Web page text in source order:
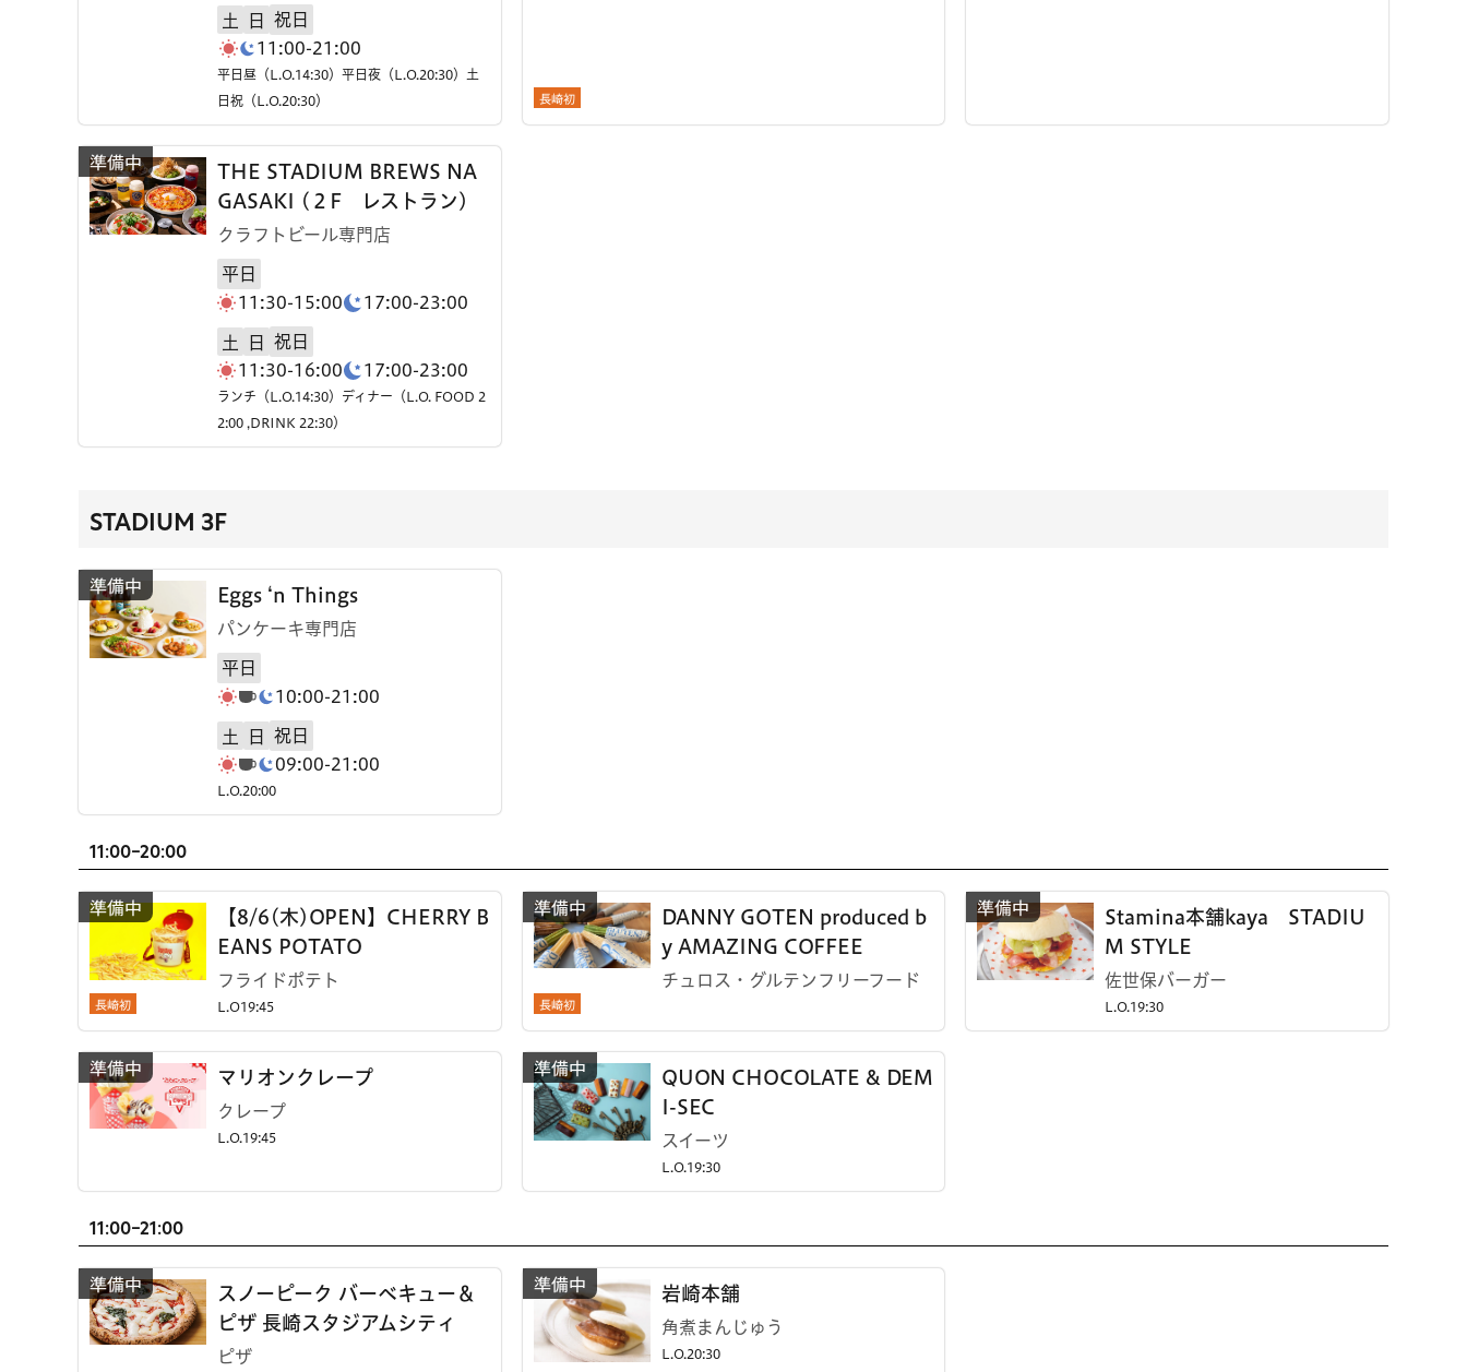
土 日
祝日
11:00-21:00
平日昼（L.O.14:30）平日夜（L.O.20:30）土
日祝（L.O.20:30）
長崎初
THE STADIUM BREWS NA
GASAKI (２F レストラン)
クラフトビール専門店
平日
11:30-15:00
17:00-23:00
土 日
祝日
11:30-16:00
17:00-23:00
ランチ（L.O.14:30）ディナー（L.O. FOOD 2
2:00 ,DRINK 22:30）
STADIUM 3F
Eggs ‘n Things
パンケーキ専門店
平日
10:00-21:00
土 日
祝日
09:00-21:00
L.O.20:00
11:00-20:00
長崎初
【8/6(木)OPEN】CHERRY B
EANS POTATO
フライドポテト
L.O19:45 長崎初
DANNY GOTEN produced b
y AMAZING COFFEE
チュロス・グルテンフリーフード
Stamina本舗kaya STADIU
M STYLE
佐世保バーガー
L.O.19:30
マリオンクレープ
クレープ
L.O.19:45
QUON CHOCOLATE & DEM
I-SEC
スイーツ
L.O.19:30
11:00-21:00
スノーピーク バーベキュー＆
ピザ 長崎スタジアムシティ
ピザ
岩崎本舗
角煮まんじゅう
L.O.20:30